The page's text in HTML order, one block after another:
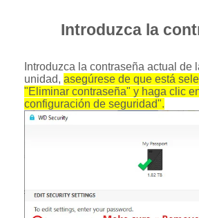
Introduzca la
Introduzca la contraseña actual de
unidad, asegúrese de que está
"Eliminar contraseña" y haga clic
configuración de seguridad".